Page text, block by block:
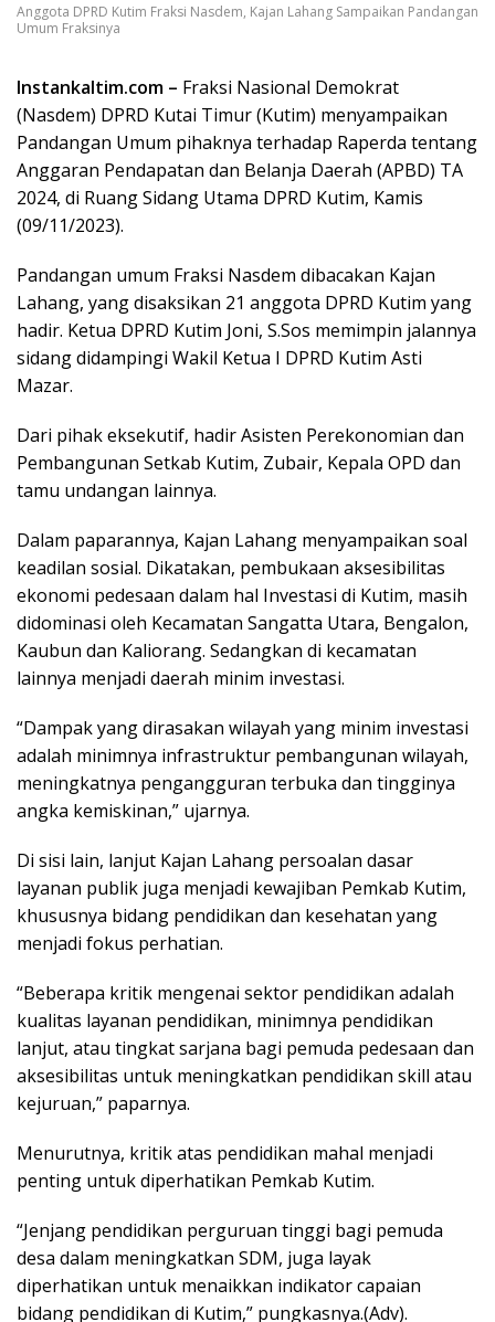
Anggota DPRD Kutim Fraksi Nasdem, Kajan Lahang Sampaikan Pandangan
Umum Fraksinya
Instankaltim.com – Fraksi Nasional Demokrat
(Nasdem) DPRD Kutai Timur (Kutim) menyampaikan
Pandangan Umum pihaknya terhadap Raperda tentang
Anggaran Pendapatan dan Belanja Daerah (APBD) TA
2024, di Ruang Sidang Utama DPRD Kutim, Kamis
(09/11/2023).
Pandangan umum Fraksi Nasdem dibacakan Kajan
Lahang, yang disaksikan 21 anggota DPRD Kutim yang
hadir. Ketua DPRD Kutim Joni, S.Sos memimpin jalannya
sidang didampingi Wakil Ketua I DPRD Kutim Asti
Mazar.
Dari pihak eksekutif, hadir Asisten Perekonomian dan
Pembangunan Setkab Kutim, Zubair, Kepala OPD dan
tamu undangan lainnya.
Dalam paparannya, Kajan Lahang menyampaikan soal
keadilan sosial. Dikatakan, pembukaan aksesibilitas
ekonomi pedesaan dalam hal Investasi di Kutim, masih
didominasi oleh Kecamatan Sangatta Utara, Bengalon,
Kaubun dan Kaliorang. Sedangkan di kecamatan
lainnya menjadi daerah minim investasi.
“Dampak yang dirasakan wilayah yang minim investasi
adalah minimnya infrastruktur pembangunan wilayah,
meningkatnya pengangguran terbuka dan tingginya
angka kemiskinan,” ujarnya.
Di sisi lain, lanjut Kajan Lahang persoalan dasar
layanan publik juga menjadi kewajiban Pemkab Kutim,
khususnya bidang pendidikan dan kesehatan yang
menjadi fokus perhatian.
“Beberapa kritik mengenai sektor pendidikan adalah
kualitas layanan pendidikan, minimnya pendidikan
lanjut, atau tingkat sarjana bagi pemuda pedesaan dan
aksesibilitas untuk meningkatkan pendidikan skill atau
kejuruan,” paparnya.
Menurutnya, kritik atas pendidikan mahal menjadi
penting untuk diperhatikan Pemkab Kutim.
“Jenjang pendidikan perguruan tinggi bagi pemuda
desa dalam meningkatkan SDM, juga layak
diperhatikan untuk menaikkan indikator capaian
bidang pendidikan di Kutim,” pungkasnya.(Adv).